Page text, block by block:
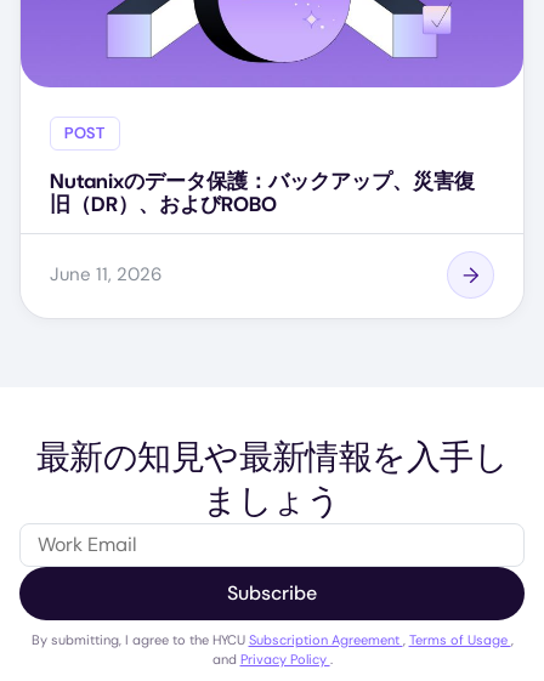
POST
Nutanixのデータ保護：バックアップ、災害復
旧（DR）、およびROBO
June 11, 2026
最新の知見や最新情報を入手し
ましょう
Subscribe
By submitting, I agree to the HYCU Subscription Agreement Terms of Usage
and Privacy Policy